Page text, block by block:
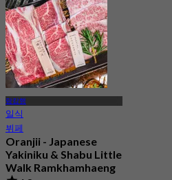
3.1
에서฿ 291
람캄행
일식
뷔페
Oranjii - Japanese
Yakiniku & Shabu Little
Walk Ramkhamhaeng